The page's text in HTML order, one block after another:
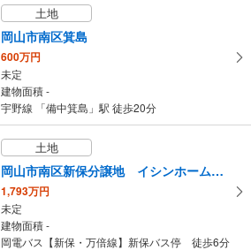
土地
岡山市南区箕島
600万円
未定
建物面積 -
宇野線 「備中箕島」駅 徒歩20分
土地
岡山市南区新保分譲地 イシンホーム岡山
1,793万円
未定
建物面積 -
岡電バス【新保・万倍線】新保バス停 徒歩6分